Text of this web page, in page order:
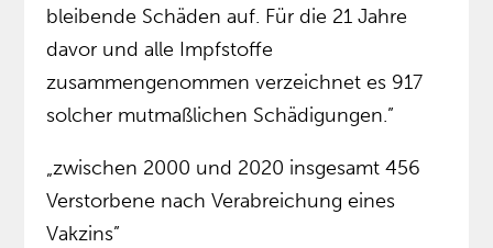
bleibende Schäden auf. Für die 21 Jahre
davor und alle Impfstoffe
zusammengenommen verzeichnet es 917
solcher mutmaßlichen Schädigungen.”
„zwischen 2000 und 2020 insgesamt 456
Verstorbene nach Verabreichung eines
Vakzins”